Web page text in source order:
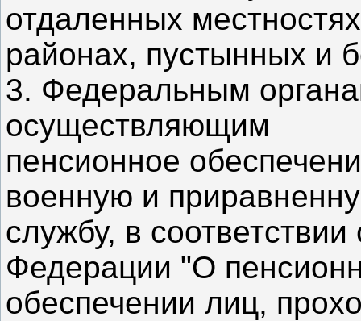
отдаленных
районах, пустынных и
3. Федеральным
осуществляющим
пенсионное
военную и
службу, в
Федерации "О
обеспечении лиц,